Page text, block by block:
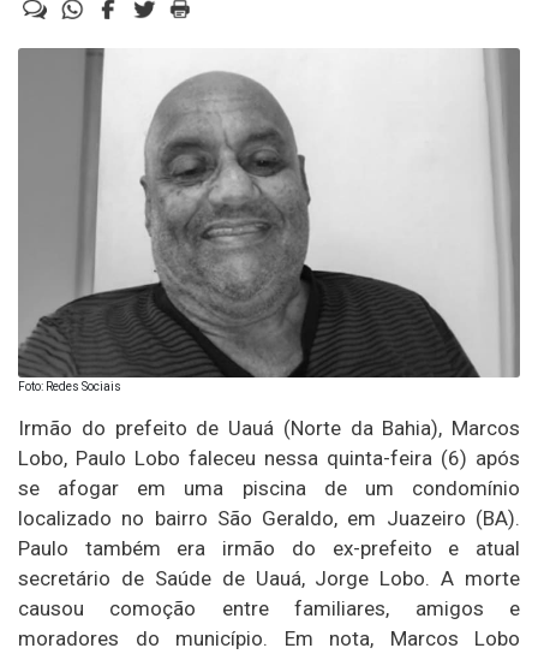
Foto: Redes Sociais
Irmão do prefeito de Uauá (Norte da Bahia), Marcos
Lobo, Paulo Lobo faleceu nessa quinta-feira (6) após
se afogar em uma piscina de um condomínio
localizado no bairro São Geraldo, em Juazeiro (BA).
Paulo também era irmão do ex-prefeito e atual
secretário de Saúde de Uauá, Jorge Lobo. A morte
causou comoção entre familiares, amigos e
moradores do município. Em nota, Marcos Lobo